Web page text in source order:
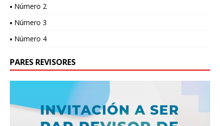
▪ Número 2
▪ Número 3
▪ Número 4
PARES REVISORES